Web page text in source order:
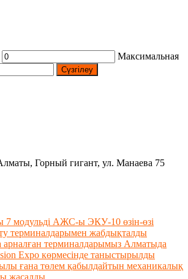
Максимальная
Сүзгілеу
Горный гигант, ул. Манаева 75
7 модульді АЖС-ы ЭКУ-10 өзін-өзі
терминалдарымен жабдықталды
арналған терминалдарымыз Алматыда
Expo көрмесінде таныстырылды
ғана төлем қабылдайтын механикалық